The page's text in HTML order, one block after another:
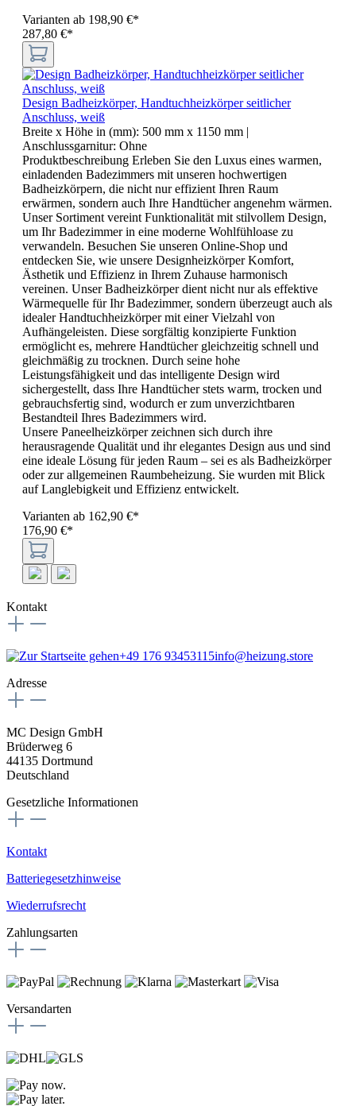
Varianten ab 198,90 €*
287,80 €*
Design Badheizkörper, Handtuchheizkörper seitlicher
Anschluss, weiß
Breite x Höhe in (mm): 500 mm x 1150 mm |
Anschlussgarnitur: Ohne
Produktbeschreibung Erleben Sie den Luxus eines warmen,
einladenden Badezimmers mit unseren hochwertigen
Badheizkörpern, die nicht nur effizient Ihren Raum
erwärmen, sondern auch Ihre Handtücher angenehm wärmen.
Unser Sortiment vereint Funktionalität mit stilvollem Design,
um Ihr Badezimmer in eine moderne Wohlfühloase zu
verwandeln. Besuchen Sie unseren Online-Shop und
entdecken Sie, wie unsere Designheizkörper Komfort,
Ästhetik und Effizienz in Ihrem Zuhause harmonisch
vereinen. Unser Badheizkörper dient nicht nur als effektive
Wärmequelle für Ihr Badezimmer, sondern überzeugt auch als
idealer Handtuchheizkörper mit einer Vielzahl von
Aufhängeleisten. Diese sorgfältig konzipierte Funktion
ermöglicht es, mehrere Handtücher gleichzeitig schnell und
gleichmäßig zu trocknen. Durch seine hohe
Leistungsfähigkeit und das intelligente Design wird
sichergestellt, dass Ihre Handtücher stets warm, trocken und
gebrauchsfertig sind, wodurch er zum unverzichtbaren
Bestandteil Ihres Badezimmers wird.
Unsere Paneelheizkörper zeichnen sich durch ihre
herausragende Qualität und ihr elegantes Design aus und sind
eine ideale Lösung für jeden Raum – sei es als Badheizkörper
oder zur allgemeinen Raumbeheizung. Sie wurden mit Blick
auf Langlebigkeit und Effizienz entwickelt.
Varianten ab 162,90 €*
176,90 €*
Kontakt
+49 176 93453115info@heizung.store
Adresse
MC Design GmbH
Brüderweg 6
44135 Dortmund
Deutschland
Gesetzliche Informationen
Kontakt
Batteriegesetzhinweise
Wiederrufsrecht
Zahlungsarten
Versandarten